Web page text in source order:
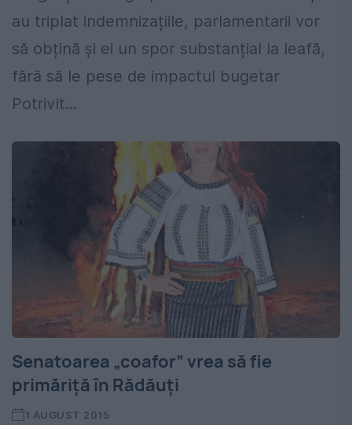
au triplat indemnizațiile, parlamentarii vor
să obțină și ei un spor substanțial la leafă,
fără să le pese de impactul bugetar
Potrivit...
Senatoarea „coafor” vrea să fie
primăriță în Rădăuți
1 AUGUST 2015